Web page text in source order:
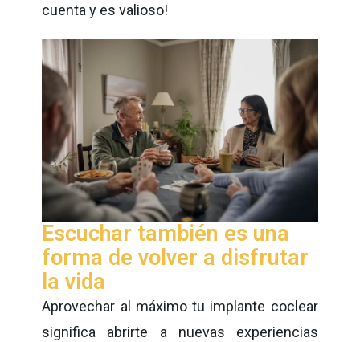
cuenta y es valioso!
Escuchar también es una
forma de volver a disfrutar
la vida
Aprovechar al máximo tu implante coclear
significa abrirte a nuevas experiencias